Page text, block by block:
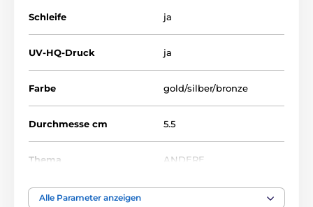
MDL001
Schleife ja
UV-HQ-Druck ja
Farbe gold/silber/bronze
Durchmesse cm 5.5
Thema ANDERE
Auszeichnungstyp
Alle Parameter anzeigen